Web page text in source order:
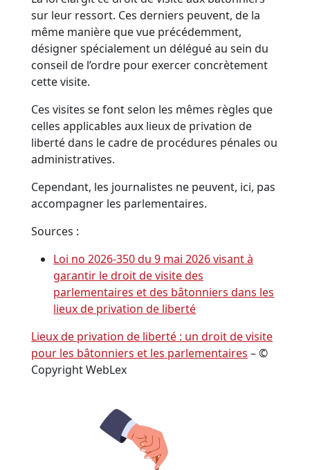
sur leur ressort. Ces derniers peuvent, de la
même manière que vue précédemment,
désigner spécialement un délégué au sein du
conseil de l’ordre pour exercer concrètement
cette visite.
Ces visites se font selon les mêmes règles que
celles applicables aux lieux de privation de
liberté dans le cadre de procédures pénales ou
administratives.
Cependant, les journalistes ne peuvent, ici, pas
accompagner les parlementaires.
Sources :
Loi no 2026-350 du 9 mai 2026 visant à
garantir le droit de visite des
parlementaires et des bâtonniers dans les
lieux de privation de liberté
Lieux de privation de liberté : un droit de visite
pour les bâtonniers et les parlementaires – ©
Copyright WebLex